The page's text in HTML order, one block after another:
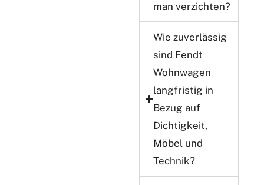
man verzichten?
Wie zuverlässig
sind Fendt
Wohnwagen
langfristig in
Bezug auf
Dichtigkeit,
Möbel und
Technik?